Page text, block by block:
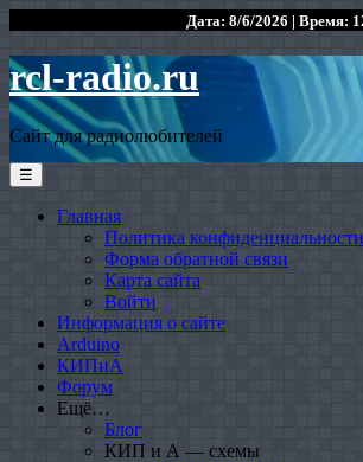
Дата: 8/6/2026 | Время:
rcl-radio.ru
Сайт для радиолюбителей
☰
Главная
Политика конфиденциальности
Форма обратной связи
Карта сайта
Войти
Информация о сайте
Arduino
КИПиА
Форум
Ещё…
Блог
КИП и А — схемы